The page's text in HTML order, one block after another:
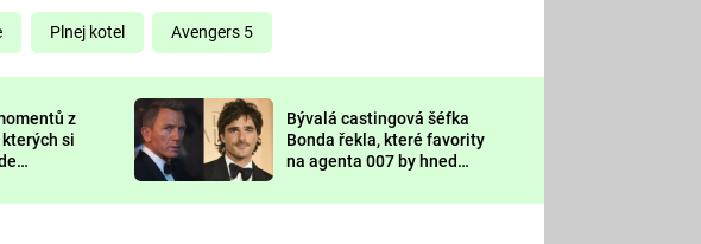
CHUCK
NORRIS
DEADPOOL
Prima LAJK
Sledujte nás
Plnej kotel Avengers 5
z
si
Bývalá castingová šéfka
Bonda řekla, které favority
na agenta 007 by hned